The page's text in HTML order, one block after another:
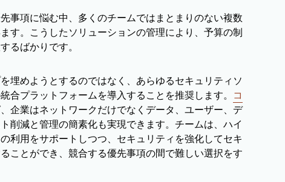
事項に悩む中、多くのチームではまとまりのない複数
す。こうしたソリューションの管理により、予算の制
るばかりです。
埋めようとするのではなく、あらゆるセキュリティソ
合プラットフォームを導入することを推奨します。 コ
企業はネットワークだけでなくデータ、ユーザー、デ
削減と管理の簡素化も実現できます。チームは、ハイ
利用をサポートしつつ、セキュリティを強化してセキ
ことができ、競合する優先事項の間で難しい選択をす